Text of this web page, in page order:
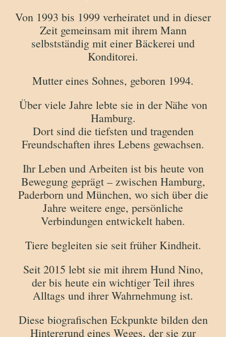
Von 1993 bis 1999 verheiratet und in dieser
Zeit gemeinsam mit ihrem Mann
selbstständig mit einer Bäckerei und
Konditorei.
Mutter eines Sohnes, geboren 1994.
Über viele Jahre lebte sie in der Nähe von
Hamburg.
Dort sind die tiefsten und tragenden
Freundschaften ihres Lebens gewachsen.
Ihr Leben und Arbeiten ist bis heute von
Bewegung geprägt – zwischen Hamburg,
Paderborn und München, wo sich über die
Jahre weitere enge, persönliche
Verbindungen entwickelt haben.
Tiere begleiten sie seit früher Kindheit.
Seit 2015 lebt sie mit ihrem Hund Nino,
der bis heute ein wichtiger Teil ihres
Alltags und ihrer Wahrnehmung ist.
Diese biografischen Eckpunkte bilden den
Hintergrund eines Weges, der sie zur